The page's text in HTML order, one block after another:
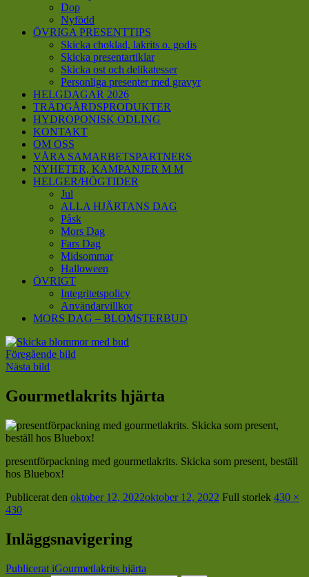
Dop
Nyfödd
ÖVRIGA PRESENTTIPS
Skicka choklad, lakrits o. godis
Skicka presentartiklar
Skicka ost och delikatesser
Personliga presenter med gravyr
HELGDAGAR 2026
TRÄDGÅRDSPRODUKTER
HYDROPONISK ODLING
KONTAKT
OM OSS
VÅRA SAMARBETSPARTNERS
NYHETER, KAMPANJER M M
HELGER/HÖGTIDER
Jul
ALLA HJÄRTANS DAG
Påsk
Mors Dag
Fars Dag
Midsommar
Halloween
ÖVRIGT
Integritetspolicy
Användarvillkor
MORS DAG – BLOMSTERBUD
Föregående bild
Nästa bild
Gourmetlakrits hjärta
presentförpackning med gourmetlakrits. Skicka som present, beställ
hos Bluebox!
Publicerat den oktober 12, 2022oktober 12, 2022 Full storlek 430 ×
430
Inläggsnavigering
Publicerat iGourmetlakrits hjärta